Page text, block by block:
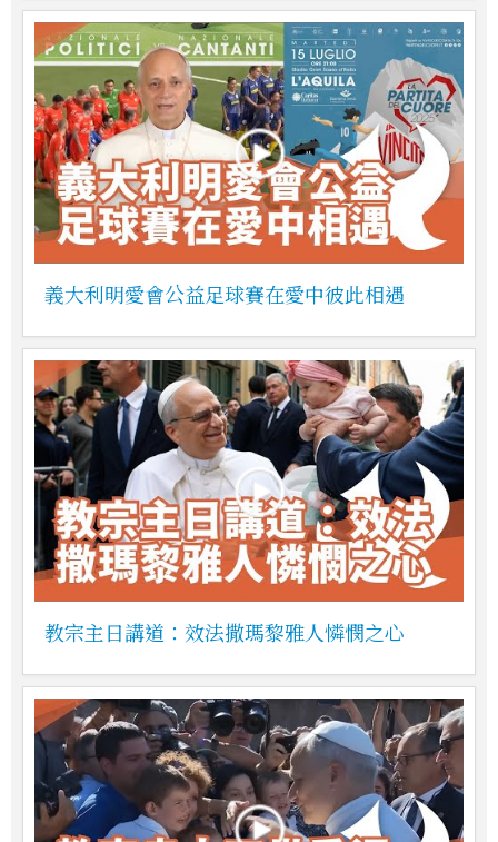
義大利明愛會公益足球賽在愛中彼此相遇
教宗主日講道：效法撒瑪黎雅人憐憫之心